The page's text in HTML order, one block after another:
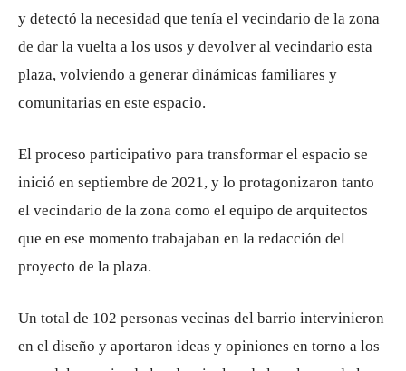
y detectó la necesidad que tenía el vecindario de la zona
de dar la vuelta a los usos y devolver al vecindario esta
plaza, volviendo a generar dinámicas familiares y
comunitarias en este espacio.
El proceso participativo para transformar el espacio se
inició en septiembre de 2021, y lo protagonizaron tanto
el vecindario de la zona como el equipo de arquitectos
que en ese momento trabajaban en la redacción del
proyecto de la plaza.
Un total de 102 personas vecinas del barrio intervinieron
en el diseño y aportaron ideas y opiniones en torno a los